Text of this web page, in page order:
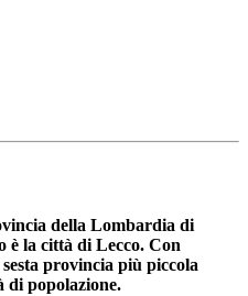
della Lombardia di
è la città di Lecco. Con
sesta provincia più piccola
di popolazione.